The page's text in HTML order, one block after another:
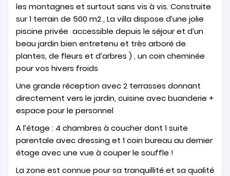
les montagnes et surtout sans vis à vis. Construite
sur 1 terrain de 500 m2 , La villa dispose d’une jolie
piscine privée accessible depuis le séjour et d’un
beau jardin bien entretenu et très arboré de
plantes, de fleurs et d’arbres ) , un coin cheminée
pour vos hivers froids
Une grande réception avec 2 terrasses donnant
directement vers le jardin, cuisine avec buanderie +
espace pour le personnel
A l’étage : 4 chambres à coucher dont 1 suite
parentale avec dressing et 1 coin bureau au dernier
étage avec une vue à couper le souffle !
La zone est connue pour sa tranquillité et sa qualité